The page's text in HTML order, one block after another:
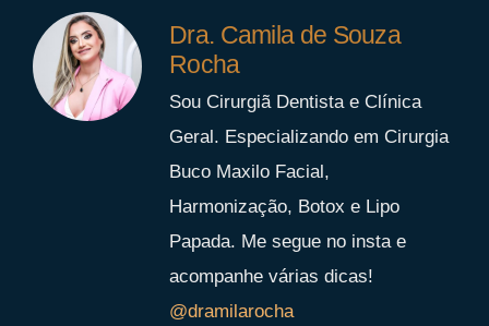
Dra. Camila de Souza
Rocha
Sou Cirurgiã Dentista e Clínica
Geral. Especializando em Cirurgia
Buco Maxilo Facial,
Harmonização, Botox e Lipo
Papada. Me segue no insta e
acompanhe várias dicas!
@dramilarocha